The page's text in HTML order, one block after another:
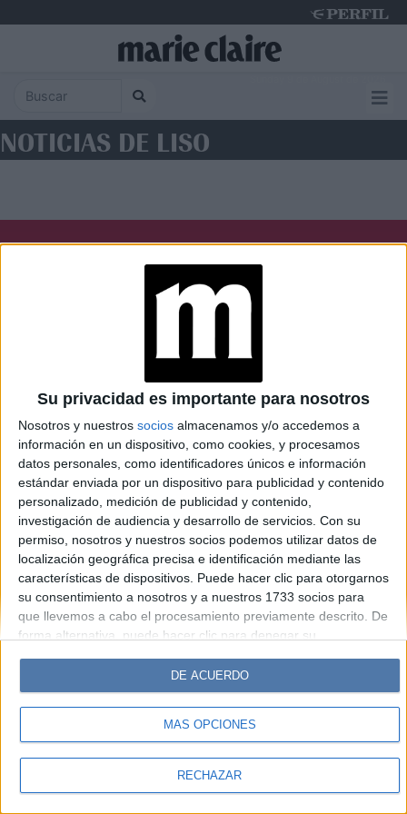
Su privacidad es importante para nosotros
Nosotros y nuestros socios almacenamos y/o accedemos a
información en un dispositivo, como cookies, y procesamos
datos personales, como identificadores únicos e información
estándar enviada por un dispositivo para publicidad y contenido
personalizado, medición de publicidad y contenido,
investigación de audiencia y desarrollo de servicios. Con su
permiso, nosotros y nuestros socios podemos utilizar datos de
localización geográfica precisa e identificación mediante las
características de dispositivos. Puede hacer clic para otorgarnos
su consentimiento a nosotros y a nuestros 1733 socios para
que llevemos a cabo el procesamiento previamente descrito. De
forma alternativa, puede hacer clic para denegar su
cambiar sus preferencias antes de otorgar su consentimiento.
Tenga en cuenta que algún procesamiento de sus datos
personales puede no requerir de su consentimiento, pero usted
tiene el derecho de rechazar tal procesamiento. Sus
sus preferencias o retirar su consentimiento en cualquier
MÁS OPCIONES
RECHAZAR
DE ACUERDO
NOTICIAS DE LISO
Caras Noticias
Weekend Parabrisas
Look
Luz Mía Lunateen Break BATimes
© Perfil.com 2006-2019 - Todos los derechos reservados
Registro de Propiedad Intelectual: Nro. 5346433